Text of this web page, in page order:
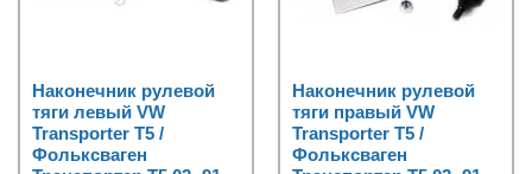
Наконечник рулевой
тяги левый VW
Transporter T5 /
Фольксваген
Наконечник рулевой
тяги правый VW
Transporter T5 /
Фольксваген